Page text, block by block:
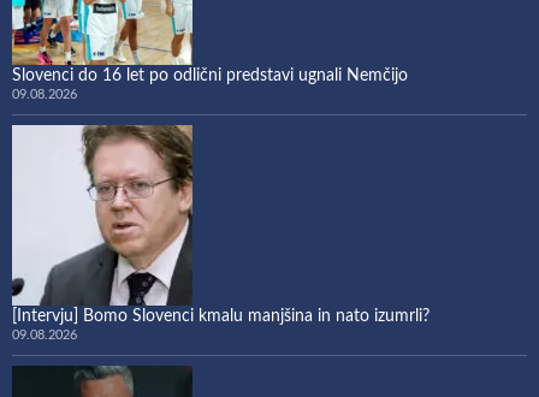
Slovenci do 16 let po odlični predstavi ugnali Nemčijo
09.08.2026
[Intervju] Bomo Slovenci kmalu manjšina in nato izumrli?
09.08.2026